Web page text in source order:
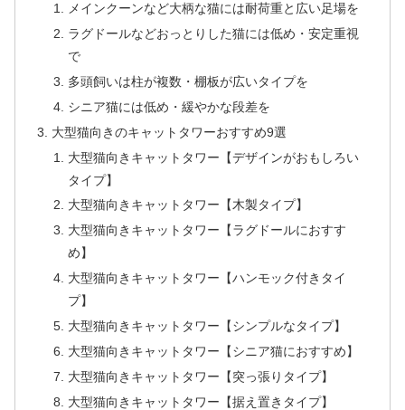
メインクーンなど大柄な猫には耐荷重と広い足場を
ラグドールなどおっとりした猫には低め・安定重視
で
多頭飼いは柱が複数・棚板が広いタイプを
シニア猫には低め・緩やかな段差を
大型猫向きのキャットタワーおすすめ9選
大型猫向きキャットタワー【デザインがおもしろい
タイプ】
大型猫向きキャットタワー【木製タイプ】
大型猫向きキャットタワー【ラグドールにおすす
め】
大型猫向きキャットタワー【ハンモック付きタイ
プ】
大型猫向きキャットタワー【シンプルなタイプ】
大型猫向きキャットタワー【シニア猫におすすめ】
大型猫向きキャットタワー【突っ張りタイプ】
大型猫向きキャットタワー【据え置きタイプ】